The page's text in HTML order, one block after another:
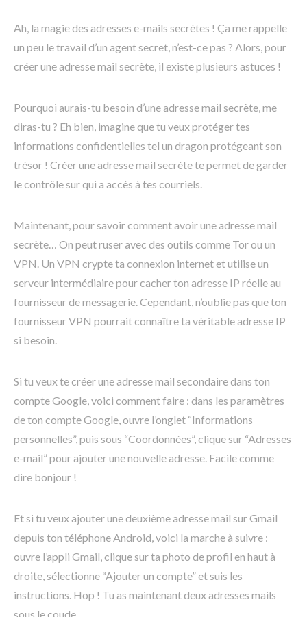
Ah, la magie des adresses e-mails secrètes ! Ça me rappelle
un peu le travail d’un agent secret, n’est-ce pas ? Alors, pour
créer une adresse mail secrète, il existe plusieurs astuces !
Pourquoi aurais-tu besoin d’une adresse mail secrète, me
diras-tu ? Eh bien, imagine que tu veux protéger tes
informations confidentielles tel un dragon protégeant son
trésor ! Créer une adresse mail secrète te permet de garder
le contrôle sur qui a accès à tes courriels.
Maintenant, pour savoir comment avoir une adresse mail
secrète… On peut ruser avec des outils comme Tor ou un
VPN. Un VPN crypte ta connexion internet et utilise un
serveur intermédiaire pour cacher ton adresse IP réelle au
fournisseur de messagerie. Cependant, n’oublie pas que ton
fournisseur VPN pourrait connaître ta véritable adresse IP
si besoin.
Si tu veux te créer une adresse mail secondaire dans ton
compte Google, voici comment faire : dans les paramètres
de ton compte Google, ouvre l’onglet “Informations
personnelles”, puis sous “Coordonnées”, clique sur “Adresses
e-mail” pour ajouter une nouvelle adresse. Facile comme
dire bonjour !
Et si tu veux ajouter une deuxième adresse mail sur Gmail
depuis ton téléphone Android, voici la marche à suivre :
ouvre l’appli Gmail, clique sur ta photo de profil en haut à
droite, sélectionne “Ajouter un compte” et suis les
instructions. Hop ! Tu as maintenant deux adresses mails
sous le coude.